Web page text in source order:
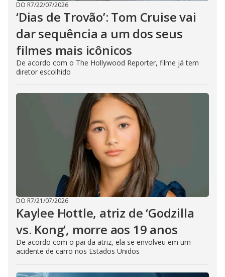
DO R7/22/07/2026
‘Dias de Trovão’: Tom Cruise vai
dar sequência a um dos seus
filmes mais icônicos
De acordo com o The Hollywood Reporter, filme já tem
diretor escolhido
DO R7/21/07/2026
Kaylee Hottle, atriz de ‘Godzilla
vs. Kong’, morre aos 19 anos
De acordo com o pai da atriz, ela se envolveu em um
acidente de carro nos Estados Unidos